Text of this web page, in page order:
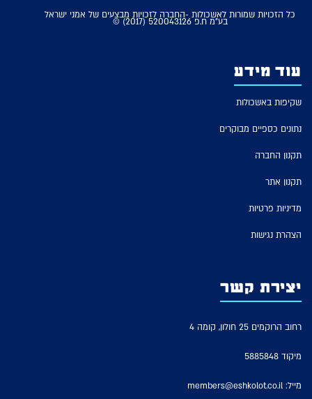
כל הזכויות שמורות לאשכולות -החברה לזכויות מבצעים של אמני ישראל
בע"מ ח.פ 520043126 (2017) ©
עוד מידע
שקיפות באשכולות
נתונים כספיים מבוקרים
תקנון החברה
תקנון אתר
מדיניות פרטיות
הצהרת נגישות
יצירת קשר
רחוב הרוקמים 25 חולון, קומה 4
מיקוד 5885848
מייל: members@eshkolot.co.il